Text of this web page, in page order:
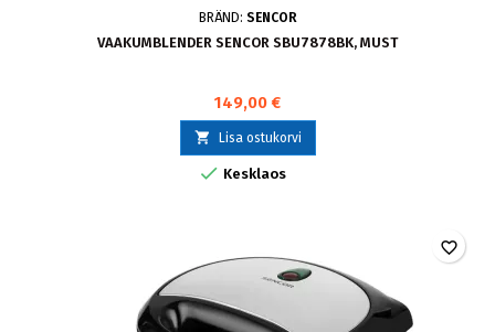
BRÄND: SENCOR
VAAKUMBLENDER SENCOR SBU7878BK, MUST
149,00 €
 Lisa ostukorvi
 Kesklaos
favorite_border